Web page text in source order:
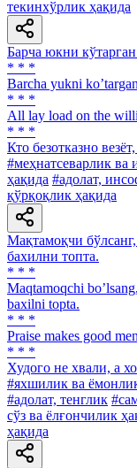
текинхўрлик ҳақида
Барча юкни
* * *
Barcha yukni
* * *
All lay load on the
* * *
Кто безотказно
#меҳнатсеварлик ва
ҳақида #адолат,
қўрқоқлик ҳақида
Мақтамоқчи
бахилни топта.
* * *
Maqtamoqchi
baxilni topta.
* * *
Praise makes good
* * *
Худого не хвали, а
#яхшилик ва
#адолат, тенглик
сўз ва ёлғончилик
ҳақида